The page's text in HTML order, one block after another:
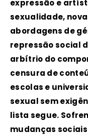
expressão e
sexualidade,
abordagens de
repressão social
arbítrio do
censura de
escolas e
sexual sem
lista segue.
mudanças